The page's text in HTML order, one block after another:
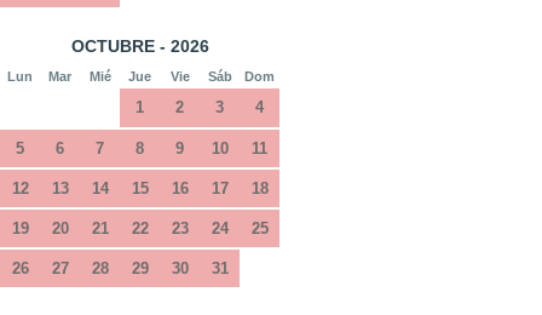
OCTUBRE - 2026
Lun Mar Mié Jue Vie Sáb Dom
1 2 3 4
5 6 7 8 9 10 11
12 13 14 15 16 17 18
19 20 21 22 23 24 25
26 27 28 29 30 31